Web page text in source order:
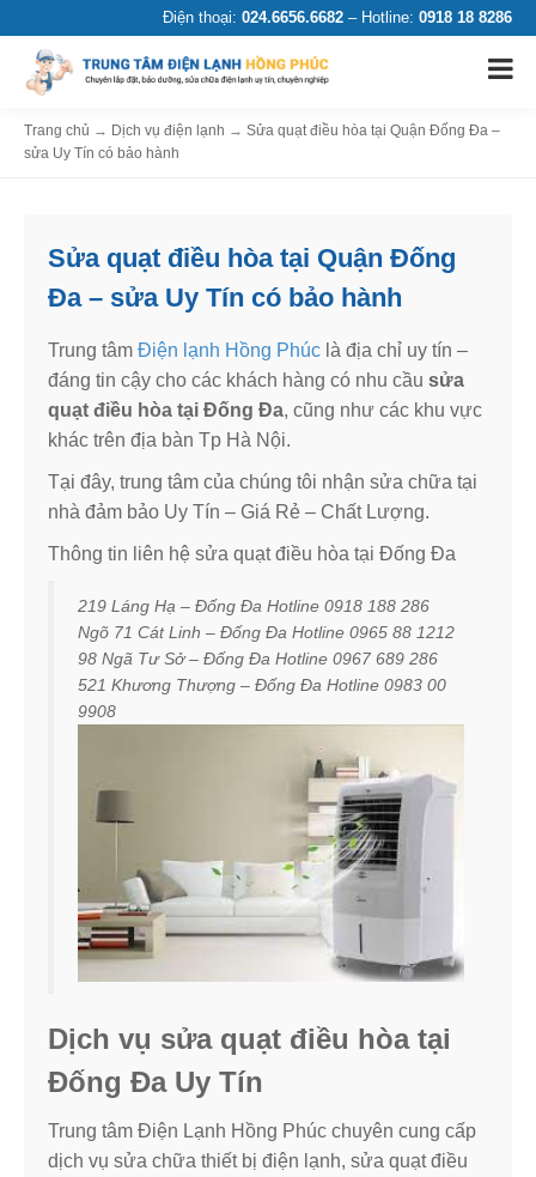
Điện thoại: 024.6656.6682 – Hotline: 0918 18 8286
Trang chủ → Dịch vụ điện lạnh → Sửa quạt điều hòa tại Quận Đống Đa –
sửa Uy Tín có bảo hành
Sửa quạt điều hòa tại Quận Đống
Đa – sửa Uy Tín có bảo hành
Trung tâm Điện lạnh Hồng Phúc là địa chỉ uy tín –
đáng tin cậy cho các khách hàng có nhu cầu sửa
quạt điều hòa tại Đống Đa, cũng như các khu vực
khác trên địa bàn Tp Hà Nội.
Tại đây, trung tâm của chúng tôi nhận sửa chữa tại
nhà đảm bảo Uy Tín – Giá Rẻ – Chất Lượng.
Thông tin liên hệ sửa quạt điều hòa tại Đống Đa
219 Láng Hạ – Đống Đa Hotline 0918 188 286
Ngõ 71 Cát Linh – Đống Đa Hotline 0965 88 1212
98 Ngã Tư Sở – Đống Đa Hotline 0967 689 286
521 Khương Thượng – Đống Đa Hotline 0983 00
9908
Dịch vụ sửa quạt điều hòa tại
Đống Đa Uy Tín
Trung tâm Điện Lạnh Hồng Phúc chuyên cung cấp
dịch vụ sửa chữa thiết bị điện lạnh, sửa quạt điều